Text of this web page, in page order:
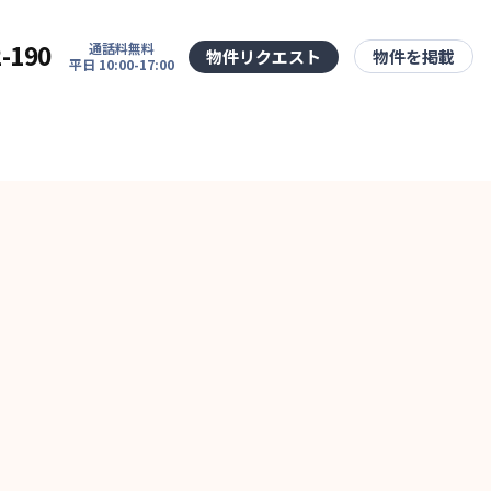
190
通話料無料
平日 10:00-17:00
物件リクエスト 物件を掲載